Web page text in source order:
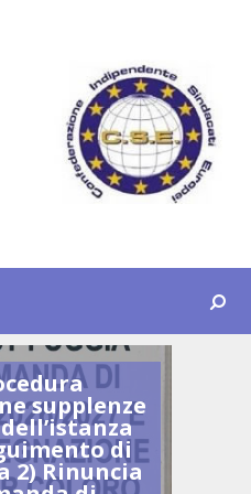
Cerca
supplenze
di
2) Rinuncia